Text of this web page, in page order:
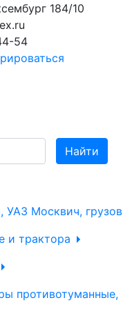
184/10
54
УАЗ Москвич,
и трактора
противотуманные,